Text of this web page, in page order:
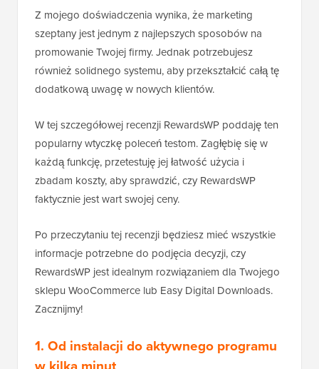
Z mojego doświadczenia wynika, że marketing
szeptany jest jednym z najlepszych sposobów na
promowanie Twojej firmy. Jednak potrzebujesz
również solidnego systemu, aby przekształcić całą tę
dodatkową uwagę w nowych klientów.
W tej szczegółowej recenzji RewardsWP poddaję ten
popularny wtyczkę poleceń testom. Zagłębię się w
każdą funkcję, przetestuję jej łatwość użycia i
zbadam koszty, aby sprawdzić, czy RewardsWP
faktycznie jest wart swojej ceny.
Po przeczytaniu tej recenzji będziesz mieć wszystkie
informacje potrzebne do podjęcia decyzji, czy
RewardsWP jest idealnym rozwiązaniem dla Twojego
sklepu WooCommerce lub Easy Digital Downloads.
Zacznijmy!
1. Od instalacji do aktywnego programu